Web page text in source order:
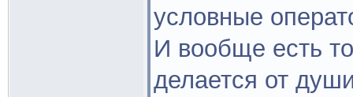
условные
И вообще есть
делается от